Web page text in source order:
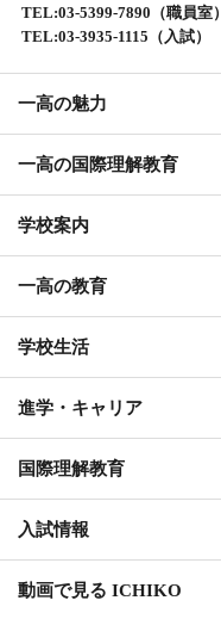
TEL:03-5399-7890 （職員室）
TEL:03-3935-1115 （入試）
一高の魅力
一高の国際理解教育
学校案内
一高の教育
学校生活
進学・キャリア
国際理解教育
入試情報
動画で見る ICHIKO